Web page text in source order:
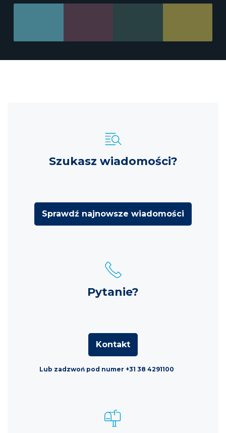
Szukasz wiadomości?
Sprawdź najnowsze wiadomości
Pytanie?
Kontakt
Lub zadzwoń pod numer +31 38 4291100